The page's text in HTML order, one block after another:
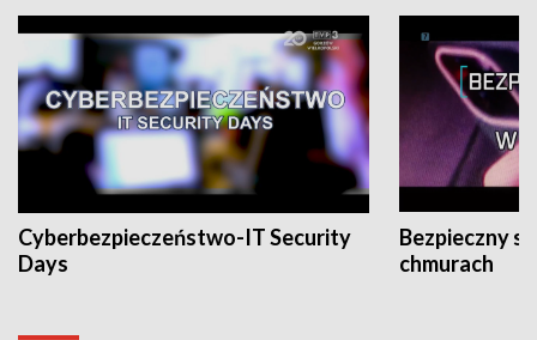
Cyberbezpieczeństwo-IT Security
Days
Bezpieczny
chmurach